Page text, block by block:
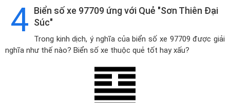
4 Biển số xe 97709 ứng với Quẻ "Sơn Thiên Đại
Súc"
Trong kinh dịch, ý nghĩa của biển số xe 97709 được giải
nghĩa như thế nào? Biển số xe thuộc quẻ tốt hay xấu?